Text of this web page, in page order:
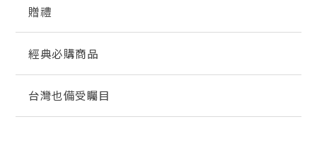
贈禮
經典必購商品
台灣也備受矚目